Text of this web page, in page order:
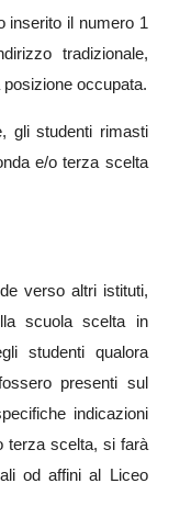
inserito il numero 1
tradizionale,
occupata.
gli studenti rimasti
e/o terza scelta
verso altri istituti,
scuola scelta in
studenti qualora
presenti sul
indicazioni
terza scelta, si farà
od affini al Liceo